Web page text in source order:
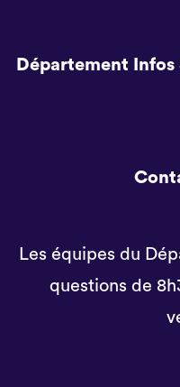
Département Infos
Les équipes du
questions de